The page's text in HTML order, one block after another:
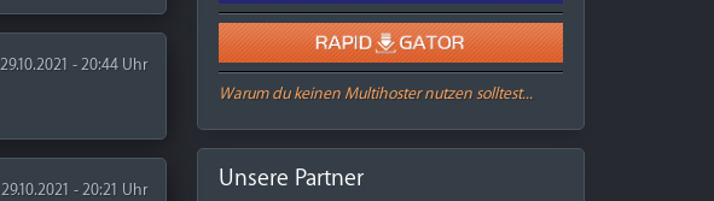
29.10.2021 - 20:44 Uhr
- 20:21 Uhr
Warum du keinen Multihoster nutzen solltest...
Unsere Partner